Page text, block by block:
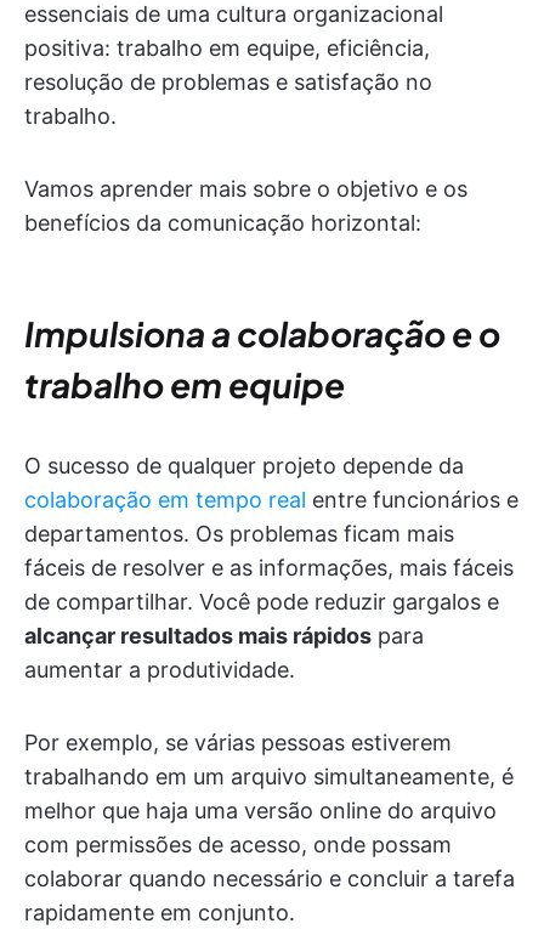
essenciais de uma cultura organizacional
positiva: trabalho em equipe, eficiência,
resolução de problemas e satisfação no
trabalho.
Vamos aprender mais sobre o objetivo e os
benefícios da comunicação horizontal:
Impulsiona a colaboração e o
trabalho em equipe
O sucesso de qualquer projeto depende da
colaboração em tempo real entre funcionários e
departamentos. Os problemas ficam mais
fáceis de resolver e as informações, mais fáceis
de compartilhar. Você pode reduzir gargalos e
alcançar resultados mais rápidos para
aumentar a produtividade.
Por exemplo, se várias pessoas estiverem
trabalhando em um arquivo simultaneamente, é
melhor que haja uma versão online do arquivo
com permissões de acesso, onde possam
colaborar quando necessário e concluir a tarefa
rapidamente em conjunto.